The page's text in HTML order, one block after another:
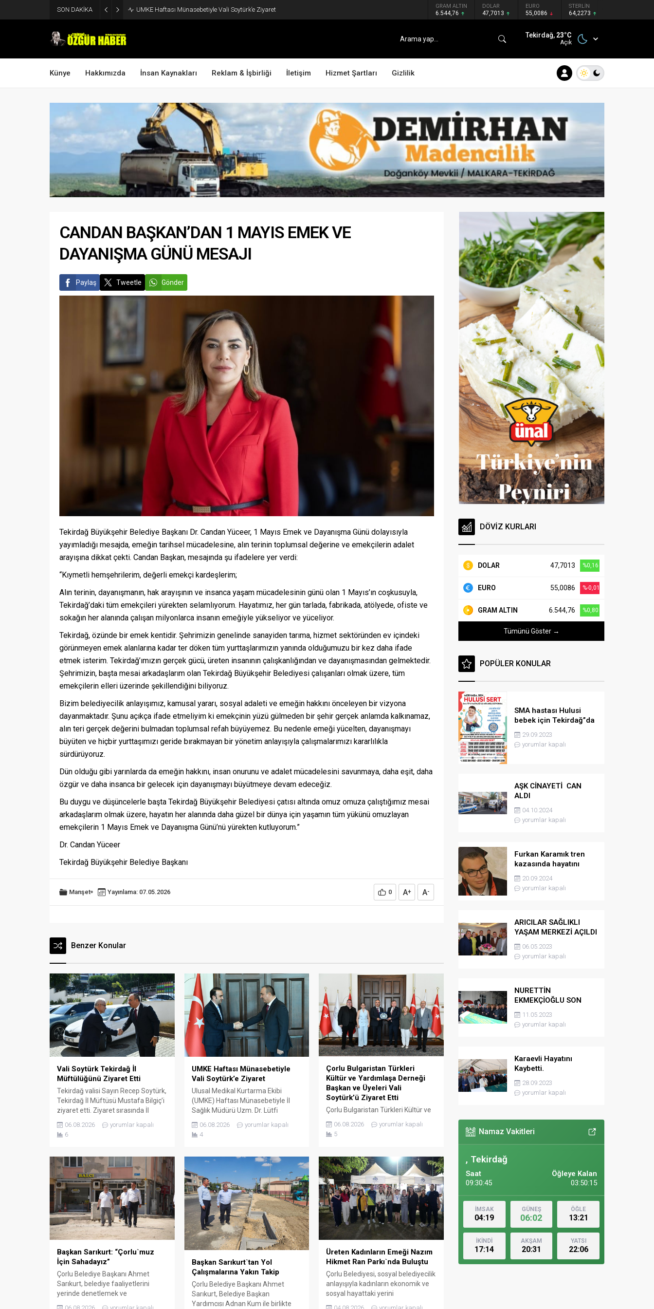
SON DAKİKA UMKE Haftası Münasebetiyle Vali Soytürk’e Ziyaret GRAM ALTIN
6.544,76
DOLAR
47,7013
EURO
55,0086
STERLİN
64,2273
Tekirdağ, 23°C
Açık
Künye Hakkımızda İnsan Kaynakları Reklam & İşbirliği İletişim Hizmet Şartları Gizlilik
CANDAN BAŞKAN’DAN 1 MAYIS EMEK VE
DAYANIŞMA GÜNÜ MESAJI
Paylaş Tweetle Gönder
Tekirdağ Büyükşehir Belediye Başkanı Dr. Candan Yüceer, 1 Mayıs Emek ve Dayanışma Günü dolayısıyla
yayımladığı mesajda, emeğin tarihsel mücadelesine, alın terinin toplumsal değerine ve emekçilerin adalet
arayışına dikkat çekti. Candan Başkan, mesajında şu ifadelere yer verdi:
“Kıymetli hemşehrilerim, değerli emekçi kardeşlerim;
Alın terinin, dayanışmanın, hak arayışının ve insanca yaşam mücadelesinin günü olan 1 Mayıs’ın coşkusuyla,
Tekirdağ’daki tüm emekçileri yürekten selamlıyorum. Hayatımız, her gün tarlada, fabrikada, atölyede, ofiste ve
sokağın her alanında çalışan milyonlarca insanın emeğiyle yükseliyor ve yüceliyor.
Tekirdağ, özünde bir emek kentidir. Şehrimizin genelinde sanayiden tarıma, hizmet sektöründen ev içindeki
görünmeyen emek alanlarına kadar ter döken tüm yurttaşlarımızın yanında olduğumuzu bir kez daha ifade
etmek isterim. Tekirdağ’ımızın gerçek gücü, üreten insanının çalışkanlığından ve dayanışmasından gelmektedir.
Şehrimizin, başta mesai arkadaşlarım olan Tekirdağ Büyükşehir Belediyesi çalışanları olmak üzere, tüm
emekçilerin elleri üzerinde şekillendiğini biliyoruz.
Bizim belediyecilik anlayışımız, kamusal yararı, sosyal adaleti ve emeğin hakkını önceleyen bir vizyona
dayanmaktadır. Şunu açıkça ifade etmeliyim ki emekçinin yüzü gülmeden bir şehir gerçek anlamda kalkınamaz,
alın teri gerçek değerini bulmadan toplumsal refah büyüyemez. Bu nedenle emeği yücelten, dayanışmayı
büyüten ve hiçbir yurttaşımızı geride bırakmayan bir yönetim anlayışıyla çalışmalarımızı kararlılıkla
sürdürüyoruz.
Dün olduğu gibi yarınlarda da emeğin hakkını, insan onurunu ve adalet mücadelesini savunmaya, daha eşit, daha
özgür ve daha insanca bir gelecek için dayanışmayı büyütmeye devam edeceğiz.
Bu duygu ve düşüncelerle başta Tekirdağ Büyükşehir Belediyesi çatısı altında omuz omuza çalıştığımız mesai
arkadaşlarım olmak üzere, hayatın her alanında daha güzel bir dünya için yaşamın tüm yükünü omuzlayan
emekçilerin 1 Mayıs Emek ve Dayanışma Günü’nü yürekten kutluyorum.”
Dr. Candan Yüceer
Tekirdağ Büyükşehir Belediye Başkanı
Manşet Yayınlama: 07.05.2026 0 A+ A-
Benzer Konular
Vali Soytürk Tekirdağ İl
Müftülüğünü Ziyaret Etti
Tekirdağ valisi Sayın Recep Soytürk,
Tekirdağ İl Müftüsü Mustafa Bilgiç’i
ziyaret etti. Ziyaret sırasında İl
Müftülüğü personeli tarafından
karşılanan Vali Soytürk ardından İl
müftülüğün çalışma ve faaliyetleri
hakkında bilgi aldı. Günün anısına
hatıra fotoğrafı çekilmesinin
ardından ziyaret sona erdi.
06.08.2026
yorumlar kapalı
6
UMKE Haftası Münasebetiyle
Vali Soytürk’e Ziyaret
Ulusal Medikal Kurtarma Ekibi
(UMKE) Haftası Münasebetiyle İl
Sağlık Müdürü Uzm. Dr. Lütfi
Başkanı Uzm. Dr. Mustafa Dönmez
ve UMKE çalışanları, Tekirdağ valisi
ziyaret etti. Ziyaret sırasında İl
Sağlık Müdürü Onar, UMKE Haftası
münasebetiyle düzenlenecek
etkinlikler hakkında Vali Soytürk’e
bilgi verdi. Ziyaretten...
06.08.2026
yorumlar kapalı
4
Çorlu Bulgaristan Türkleri
Kültür ve Yardımlaşa Derneği
Başkan ve Üyeleri Vali
Soytürk’ü Ziyaret Etti
Çorlu Bulgaristan Türkleri Kültür ve
Çetin ve yönetim kurulu üyeleri,
Tekirdağ valisi Sayın Recep
etti.Dernek Başkanı Çetin ve
yönetim kurulu üyeleri ile bir süre
görüşen Vali Soytürk, derneğin
çalışmaları hakkında bilgi aldı.
06.08.2026
yorumlar kapalı
5
Başkan Sarıkurt: “Çorlu`muz
İçin Sahadayız”
Çorlu Belediye Başkanı Ahmet
Sarıkurt, belediye faaliyetlerini
yerinde denetlemek ve
Başkan Sarıkurt`tan Yol
Çalışmalarına Yakın Takip
Çorlu Belediye Başkanı Ahmet
Sarıkurt, Belediye Başkan
Yardımcısı Adnan Kum ile birlikte
Üreten Kadınların Emeği Nazım
Hikmet Ran Parkı`nda Buluştu
Çorlu Belediyesi, sosyal belediyecilik
anlayışıyla kadınların ekonomik ve
sosyal hayattaki yerini
DÖVİZ KURLARI
DOLAR 47,7013 %0,16
EURO 55,0086 %-0,01
GRAM ALTIN 6.544,76 %0,80
Tümünü Göster →
POPÜLER KONULAR
SMA hastası Hulusi
bebek için Tekirdağ”da
konser düzenlenicek
29.09.2023
yorumlar kapalı
AŞK CİNAYETİ CAN
ALDI
04.10.2024
yorumlar kapalı
Furkan Karamık tren
kazasında hayatını
kaybetti
20.09.2024
yorumlar kapalı
ARICILAR SAĞLIKLI
YAŞAM MERKEZİ AÇILDI
06.05.2023
yorumlar kapalı
NURETTİN
EKMEKÇİOĞLU SON
YOLCULUĞUNA
UĞURLANDI
11.05.2023
yorumlar kapalı
Karaevli Hayatını
Kaybetti.
28.09.2023
yorumlar kapalı
Namaz Vakitleri
, Tekirdağ
Saat
09:30:46
Öğleye Kalan
03:50:14
İMSAK
04:19
GÜNEŞ
06:02
ÖĞLE
13:21
İKİNDİ
17:14
AKŞAM
20:31
YATSI
22:06